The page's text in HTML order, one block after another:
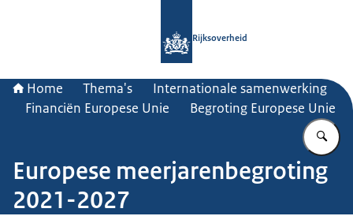
Rijksoverheid
Home Thema's
Internationale samenwerking
Financiën Europese Unie
Begroting Europese Unie
Europese meerjarenbegroting
2021-2027